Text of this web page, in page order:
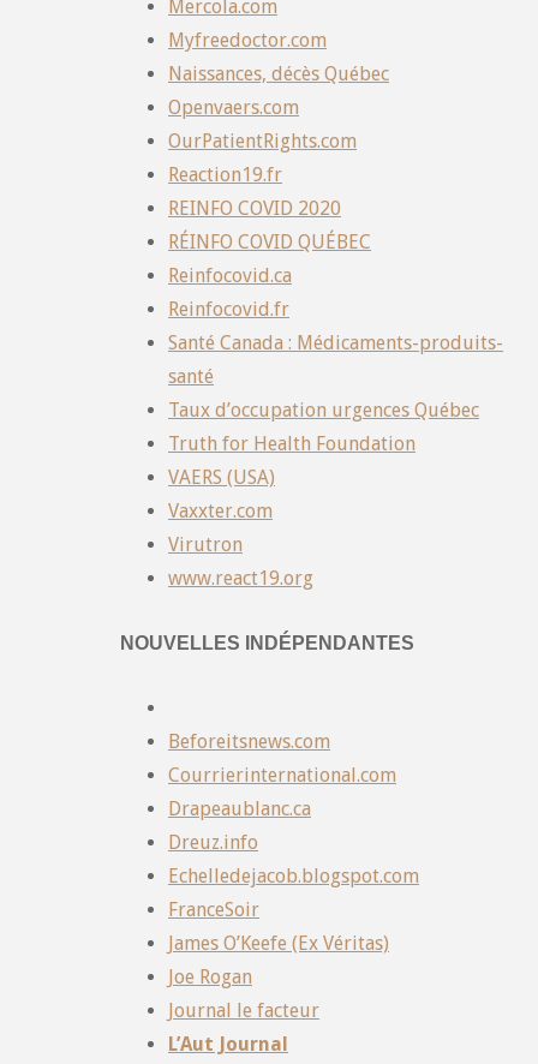
Mercola.com
Myfreedoctor.com
Naissances, décès Québec
Openvaers.com
OurPatientRights.com
Reaction19.fr
REINFO COVID 2020
RÉINFO COVID QUÉBEC
Reinfocovid.ca
Reinfocovid.fr
Santé Canada : Médicaments-produits-
santé
Taux d’occupation urgences Québec
Truth for Health Foundation
VAERS (USA)
Vaxxter.com
Virutron
www.react19.org
NOUVELLES INDÉPENDANTES
Beforeitsnews.com
Courrierinternational.com
Drapeaublanc.ca
Dreuz.info
Echelledejacob.blogspot.com
FranceSoir
James O’Keefe (Ex Véritas)
Joe Rogan
Journal le facteur
L’Aut Journal